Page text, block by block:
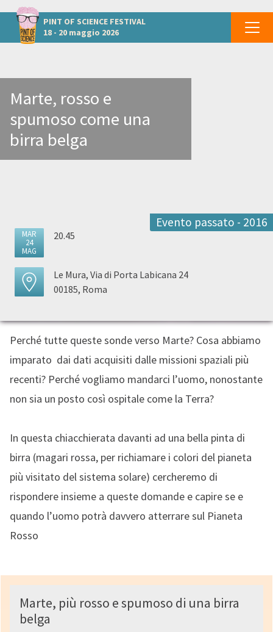
PINT OF SCIENCE FESTIVAL
18 - 20 maggio 2026
Altri eventi a Roma
Marte, rosso e
spumoso come una
birra belga
Evento passato - 2016
MAR
24
MAG
20.45
Le Mura, Via di Porta Labicana 24
00185, Roma
Perché tutte queste sonde verso Marte? Cosa abbiamo
imparato dai dati acquisiti dalle missioni spaziali più
recenti? Perché vogliamo mandarci l’uomo, nonostante
non sia un posto così ospitale come la Terra?
In questa chiacchierata davanti ad una bella pinta di
birra (magari rossa, per richiamare i colori del pianeta
più visitato del sistema solare) cercheremo di
rispondere insieme a queste domande e capire se e
quando l’uomo potrà davvero atterrare sul Pianeta
Rosso
Marte, più rosso e spumoso di una birra
belga